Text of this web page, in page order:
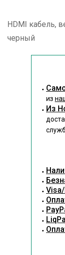
HDMI кабель,
черный
из
Из